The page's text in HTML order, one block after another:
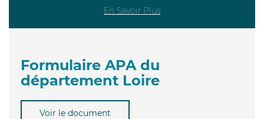
En Savoir Plus
Formulaire APA du
département Loire
Voir le document